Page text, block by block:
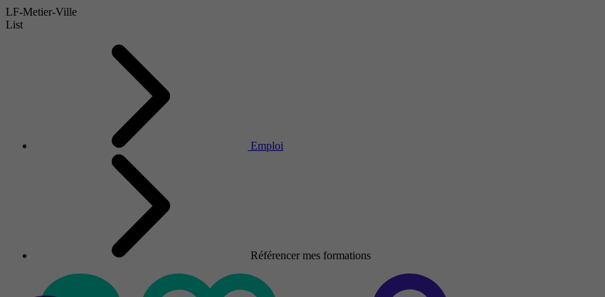
LF-Metier-Ville
List
Emploi
Référencer mes formations